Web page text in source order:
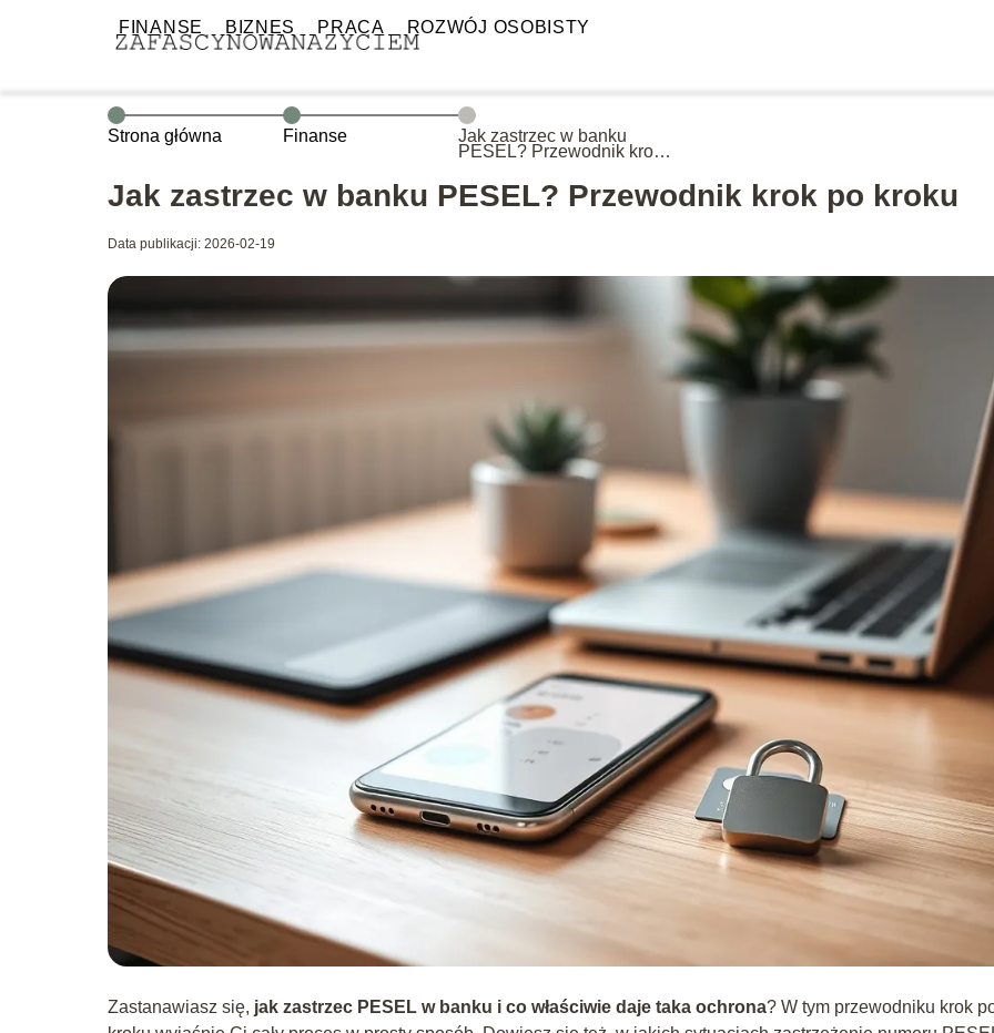
FINANSE BIZNES PRACA ROZWÓJ OSOBISTY
Strona główna Finanse
Jak zastrzec w banku
PESEL? Przewodnik krok
Jak zastrzec w banku PESEL? Przewodnik krok po kroku
Data publikacji: 2026-02-19
Zastanawiasz się, jak zastrzec PESEL w banku i co właściwie daje taka ochrona? W tym przewodniku krok